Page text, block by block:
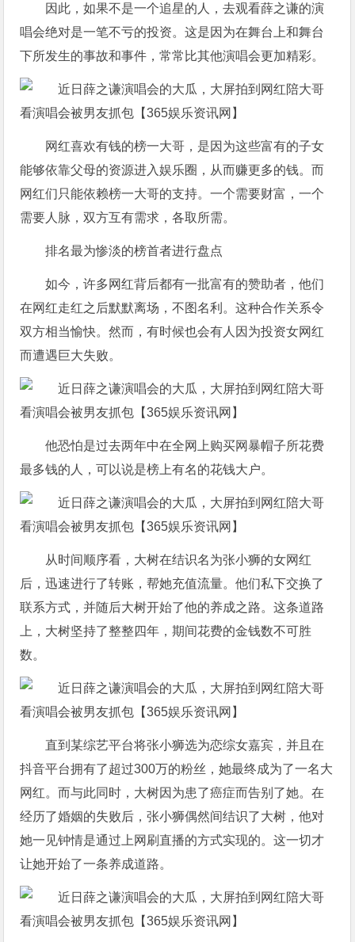
因此，如果不是一个追星的人，去观看薛之谦的演
唱会绝对是一笔不亏的投资。这是因为在舞台上和舞台
下所发生的事故和事件，常常比其他演唱会更加精彩。
网红喜欢有钱的榜一大哥，是因为这些富有的子女
能够依靠父母的资源进入娱乐圈，从而赚更多的钱。而
网红们只能依赖榜一大哥的支持。一个需要财富，一个
需要人脉，双方互有需求，各取所需。
排名最为惨淡的榜首者进行盘点
如今，许多网红背后都有一批富有的赞助者，他们
在网红走红之后默默离场，不图名利。这种合作关系令
双方相当愉快。然而，有时候也会有人因为投资女网红
而遭遇巨大失败。
他恐怕是过去两年中在全网上购买网暴帽子所花费
最多钱的人，可以说是榜上有名的花钱大户。
从时间顺序看，大树在结识名为张小狮的女网红
后，迅速进行了转账，帮她充值流量。他们私下交换了
联系方式，并随后大树开始了他的养成之路。这条道路
上，大树坚持了整整四年，期间花费的金钱数不可胜
数。
直到某综艺平台将张小狮选为恋综女嘉宾，并且在
抖音平台拥有了超过300万的粉丝，她最终成为了一名大
网红。而与此同时，大树因为患了癌症而告别了她。在
经历了婚姻的失败后，张小狮偶然间结识了大树，他对
她一见钟情是通过上网刷直播的方式实现的。这一切才
让她开始了一条养成道路。